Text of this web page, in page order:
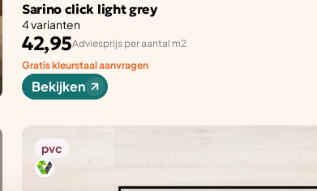
Sarino click light grey
4 varianten
42,95Adviesprijs per aantal m2
Gratis kleurstaal aanvragen
Bekijken
pvc